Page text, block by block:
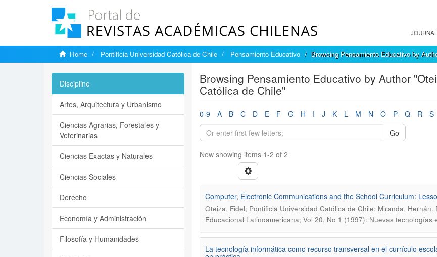
Home Pontificia Universidad Católica de Chile Pensamiento Educativo Browsing Pensamiento Educativo by
Browsing Pensamiento Educativo by Author
Católica de Chile"
0-9 A B C D E F G H I J K L M N O P Q R S
Go
Now showing items 1-2 of 2
Computer, Electronic Communications and the School Curriculum:
Oteiza, Fidel; Pontificia Universidad Católica de Chile; Miranda, Hernán.
Educacional Latinoamericana; Vol 20, No 1 (1997): Nuevas tecnologías
La tecnología informática como recurso transversal en el currículo
Discipline
Artes, Arquitectura y Urbanismo
Ciencias Agrarias, Forestales y
Veterinarias
Ciencias Exactas y Naturales
Ciencias Sociales
Derecho
Economía y Administración
Filosofía y Humanidades